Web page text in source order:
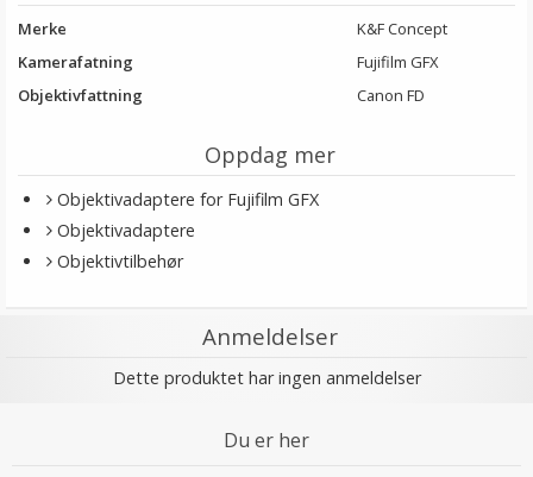
Merke
K&F Concept
Kamerafatning
Fujifilm GFX
Objektivfattning
Canon FD
Oppdag mer
Objektivadaptere for Fujifilm GFX
Objektivadaptere
Objektivtilbehør
Anmeldelser
Dette produktet har ingen anmeldelser
Du er her